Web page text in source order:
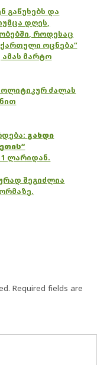
გაწუხებს და
დღეს,
როდესაც
ოცნება“
ამას მარტო
ძალას
გახდი
ლარიდან.
შეგიძლია
Required fields are